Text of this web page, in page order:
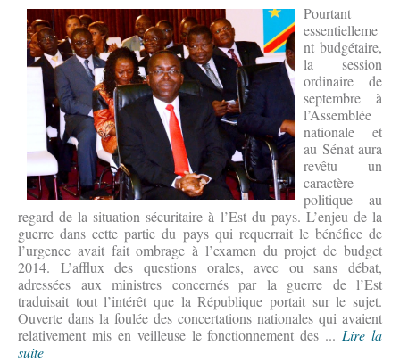
Pourtant
essentielleme
nt budgétaire,
la session
ordinaire de
septembre à
l’Assemblée
nationale et
au Sénat aura
revêtu un
caractère
politique au
regard de la situation sécuritaire à l’Est du pays. L’enjeu de la
guerre dans cette partie du pays qui requerrait le bénéfice de
l’urgence avait fait ombrage à l’examen du projet de budget
2014. L’afflux des questions orales, avec ou sans débat,
adressées aux ministres concernés par la guerre de l’Est
traduisait tout l’intérêt que la République portait sur le sujet.
Ouverte dans la foulée des concertations nationales qui avaient
relativement mis en veilleuse le fonctionnement des ... Lire la
suite